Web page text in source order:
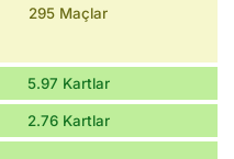
295 Maçlar
5.97 Kartlar
2.76 Kartlar